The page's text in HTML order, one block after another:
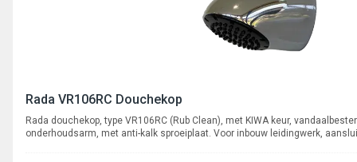
Rada VR106RC Douchekop
Rada douchekop, type VR106RC (Rub Clean), met KIWA keur,
onderhoudsarm, met anti-kalk sproeiplaat. Voor inbouw leidingwerk,